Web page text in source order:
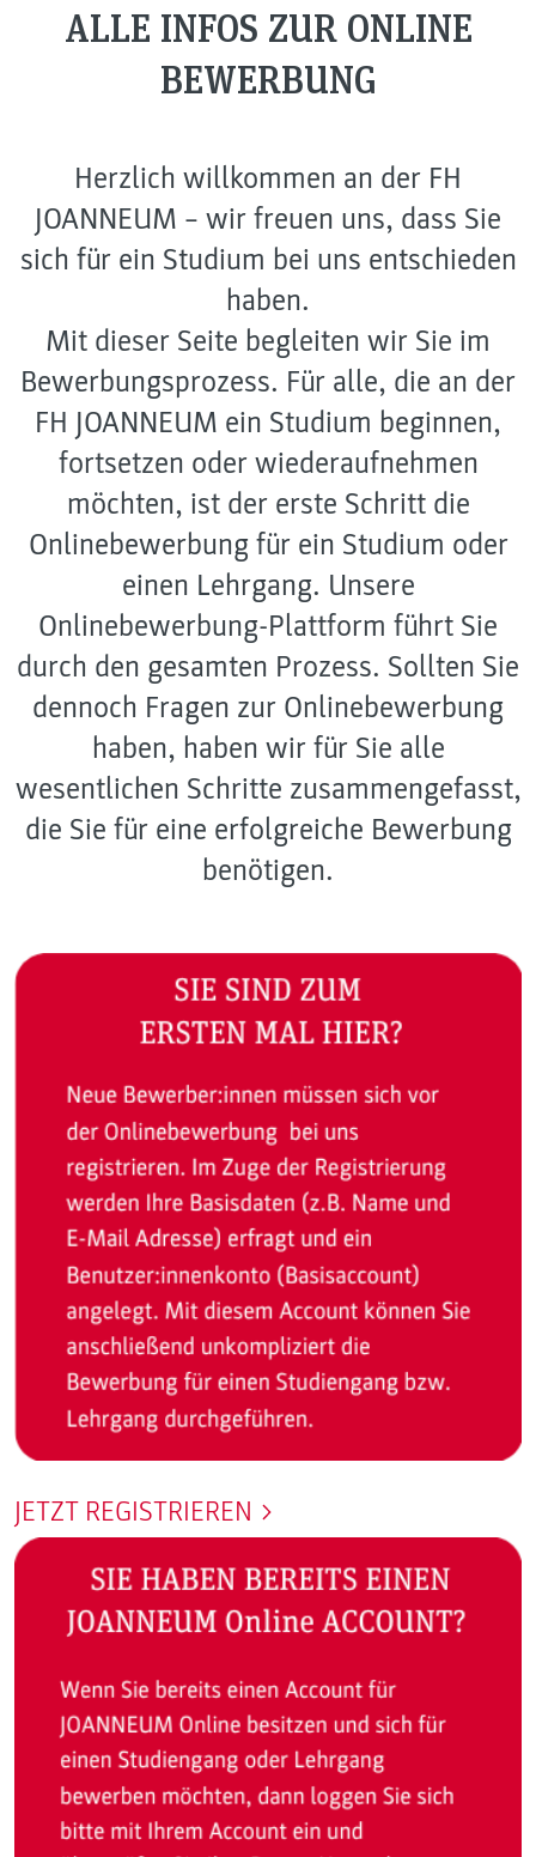
ALLE INFOS ZUR ONLINE
BEWERBUNG
Herzlich willkommen an der FH
JOANNEUM – wir freuen uns, dass Sie
sich für ein Studium bei uns entschieden
haben.
Mit dieser Seite begleiten wir Sie im
Bewerbungsprozess. Für alle, die an der
FH JOANNEUM ein Studium beginnen,
fortsetzen oder wiederaufnehmen
möchten, ist der erste Schritt die
Onlinebewerbung für ein Studium oder
einen Lehrgang. Unsere
Onlinebewerbung-Plattform führt Sie
durch den gesamten Prozess. Sollten Sie
dennoch Fragen zur Onlinebewerbung
haben, haben wir für Sie alle
wesentlichen Schritte zusammengefasst,
die Sie für eine erfolgreiche Bewerbung
benötigen.
JETZT REGISTRIEREN